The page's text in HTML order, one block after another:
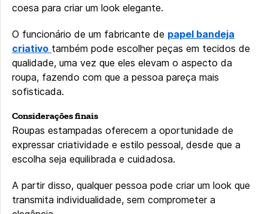
coesa para criar um look elegante.
O funcionário de um fabricante de papel bandeja
criativo também pode escolher peças em tecidos de
qualidade, uma vez que eles elevam o aspecto da
roupa, fazendo com que a pessoa pareça mais
sofisticada.
Considerações finais
Roupas estampadas oferecem a oportunidade de
expressar criatividade e estilo pessoal, desde que a
escolha seja equilibrada e cuidadosa.
A partir disso, qualquer pessoa pode criar um look que
transmita individualidade, sem comprometer a